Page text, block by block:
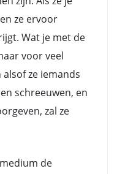
ze ervoor
Wat je met de
voor veel
ze iemands
schreeuwen, en
zal ze
de